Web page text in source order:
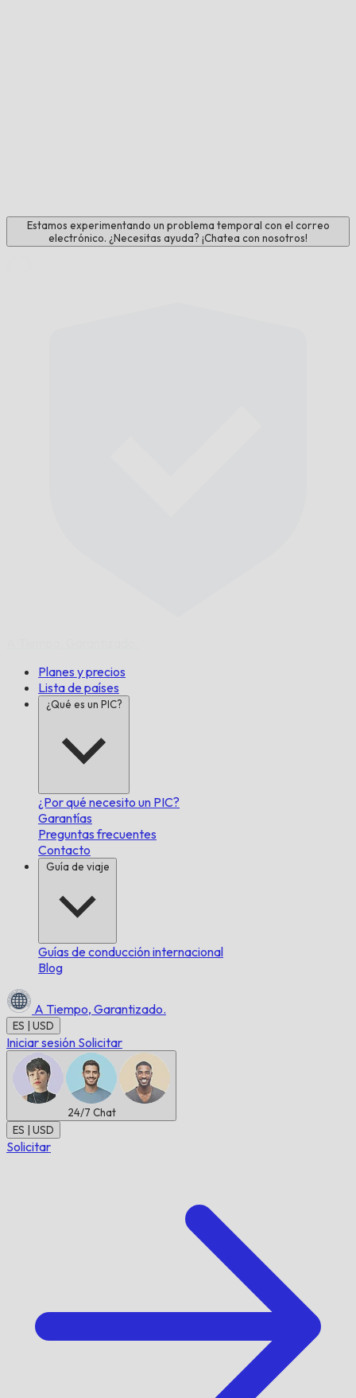
Estamos experimentando un problema temporal con el correo
electrónico. ¿Necesitas ayuda? ¡Chatea con nosotros!
Planes y precios
Lista de países
¿Qué es un PIC?
¿Por qué necesito un PIC?
Garantías
Preguntas frecuentes
Contacto
Guía de viaje
Guías de conducción internacional
Blog
A Tiempo, Garantizado.
ES | USD
Iniciar sesión Solicitar
24/7 Chat
ES | USD
Solicitar